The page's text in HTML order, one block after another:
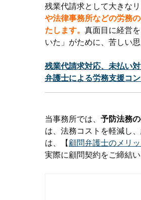
残業代請求として大きな
や法律事務所などの労務
たします。 真面目に経営
いた」がために、苦しい
残業代請求対応、未払い
弁護士による労務支援コ
当事務所では、 予防法務
は、法務コストを軽減し
は、【 顧問弁護士のメリ
実際に顧問契約をご締結